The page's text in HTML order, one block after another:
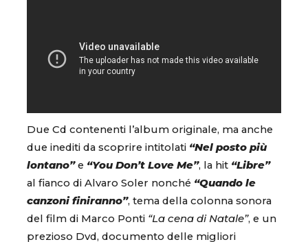
Due Cd contenenti l’album originale, ma anche
due inediti da scoprire intitolati “Nel posto più
lontano”e “You Don’t Love Me”, la hit “Libre”
al fianco di Alvaro Soler nonché “Quando le
canzoni finiranno”, tema della colonna sonora
del film di Marco Ponti “La cena di Natale”, e un
prezioso Dvd, documento delle migliori